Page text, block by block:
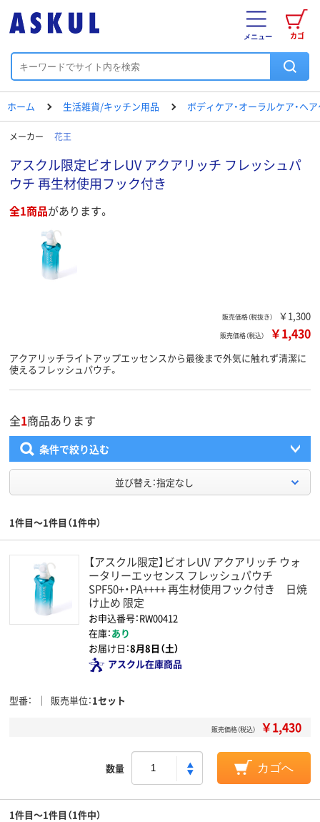
カゴ
メニュー
ホーム 生活雑貨/キッチン用品 ボディケア・オーラルケア・ヘ
メーカー 花王
アスクル限定ビオレUV アクアリッチ フレッシュパ
ウチ 再生材使用フック付き
全1商品があります。
販売価格（税抜き） ￥1,300
販売価格（税込） ￥1,430
アクアリッチライトアップエッセンスから最後まで外気に触れず清潔に
使えるフレッシュパウチ。
全1商品あります
条件で絞り込む
並び替え：指定なし
1件目～1件目（1件中）
【アスクル限定】ビオレUV アクアリッチ ウォ
ータリーエッセンス フレッシュパウチ
SPF50+・PA++++ 再生材使用フック付き 日焼
け止め 限定
お申込番号：RW00412
在庫：あり
お届け日：8月8日（土）
アスクル在庫商品
型番 販売単位 1セット
販売価格（税込） ￥1,430
数量 カゴへ
1件目～1件目（1件中）